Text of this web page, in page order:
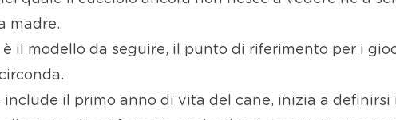
madre.
è il modello da seguire, il punto di riferimento per i
include il primo anno di vita del cane, inizia a definirsi